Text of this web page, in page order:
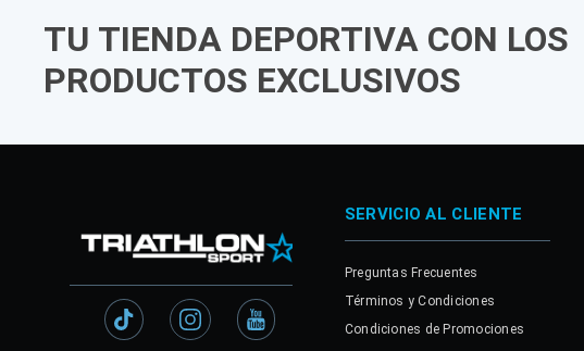
TU TIENDA DEPORTIVA CON LOS
PRODUCTOS EXCLUSIVOS
SERVICIO AL CLIENTE
Preguntas Frecuentes
Términos y Condiciones
Condiciones de Promociones